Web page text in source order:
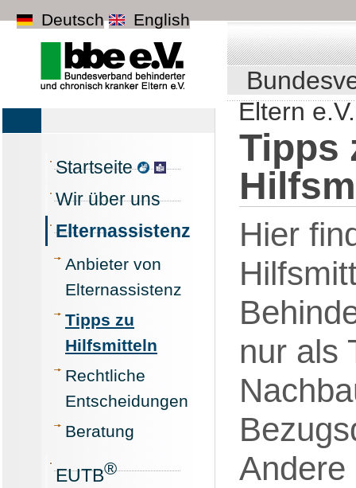
Deutsch English
Eltern e.V.
Startseite
Wir über uns
Elternassistenz
Anbieter von
Elternassistenz
Tipps zu
Hilfsmitteln
Rechtliche
Entscheidungen
Beratung
EUTB®
Tipps
Hier
nur als
Andere